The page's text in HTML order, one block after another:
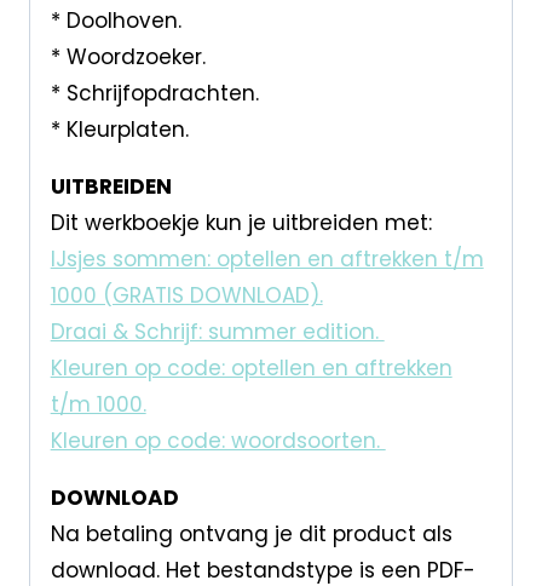
* Doolhoven.
* Woordzoeker.
* Schrijfopdrachten.
* Kleurplaten.
UITBREIDEN
Dit werkboekje kun je uitbreiden met:
IJsjes sommen: optellen en aftrekken t/m
1000 (GRATIS DOWNLOAD).
Draai & Schrijf: summer edition.
Kleuren op code: optellen en aftrekken
t/m 1000.
Kleuren op code: woordsoorten.
DOWNLOAD
Na betaling ontvang je dit product als
download. Het bestandstype is een PDF-